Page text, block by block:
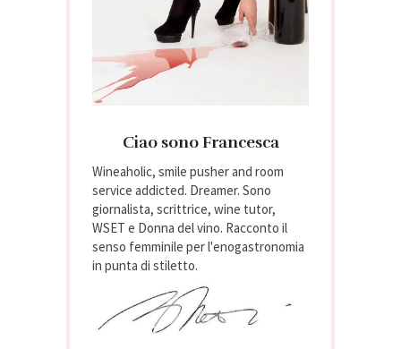
Ciao sono Francesca
Wineaholic, smile pusher and room
service addicted. Dreamer. Sono
giornalista, scrittrice, wine tutor,
WSET e Donna del vino. Racconto il
senso femminile per l'enogastronomia
in punta di stiletto.